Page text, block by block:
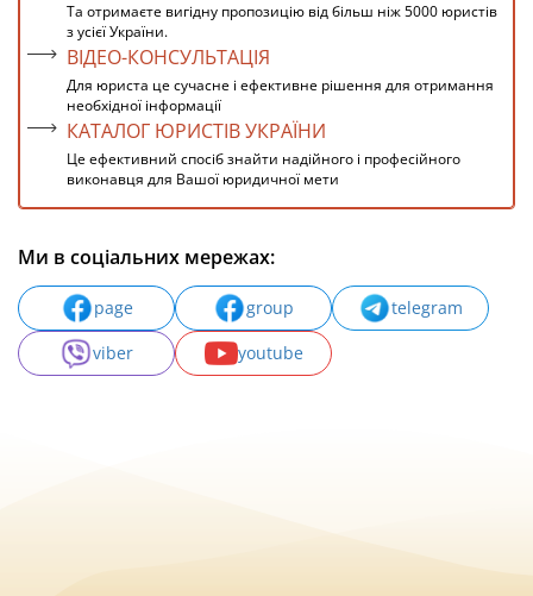
Та отримаєте вигідну пропозицію від більш ніж 5000 юристів
з усієї України.
ВІДЕО-КОНСУЛЬТАЦІЯ
Для юриста це сучасне і ефективне рішення для отримання
необхідної інформації
КАТАЛОГ ЮРИСТІВ УКРАЇНИ
Це ефективний спосіб знайти надійного і професійного
виконавця для Вашої юридичної мети
Ми в соціальних мережах:
page group
telegram
viber
youtube